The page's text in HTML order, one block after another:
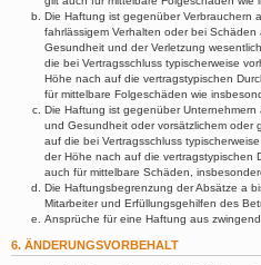
Die Haftung ist gegenüber Verbrauchern
fahrlässigem Verhalten oder bei
Gesundheit und der Verletzung
die bei Vertragsschluss typischerweise
Höhe nach auf die vertragstypischen
für mittelbare Folgeschäden wie
Die Haftung ist gegenüber
und Gesundheit oder vorsätzlichem oder
auf die bei Vertragsschluss
der Höhe nach auf die vertragstypischen
auch für mittelbare Schäden,
Die Haftungsbegrenzung der Absätze a
Mitarbeiter und Erfüllungsgehilfen des
Ansprüche für eine Haftung aus
6. ÄNDERUNGSVORBEHALT